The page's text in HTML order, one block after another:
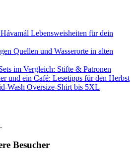
Lebensweisheiten für dein
Quellen und Wasserorte in alten
im Vergleich: Stifte & Patronen
und ein Café: Lesetipps für den Herbst
Wash Oversize-Shirt bis 5XL
Besucher